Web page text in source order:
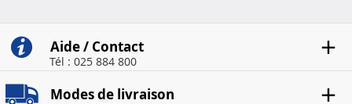
Aide / Contact
Tél : 025 884 800
Modes de livraison